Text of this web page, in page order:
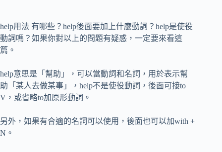
help用法 有哪些？help後面要加上什麼動詞？help是使役
動詞嗎？如果你對以上的問題有疑惑，一定要來看這
篇。
help意思是「幫助」，可以當動詞和名詞，用於表示幫
助「某人去做某事」，help不是使役動詞，後面可接to
V，或省略to加原形動詞。
另外，如果有合適的名詞可以使用，後面也可以加with +
N。